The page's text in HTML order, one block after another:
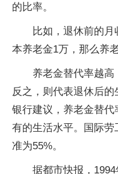
的比率。
比如，退休前的
本养老金1万，那么养
养老金替代率越高
反之，则代表退休后
银行建议，养老金替
有的生活水平。国际
准为55%。
据都市快报，